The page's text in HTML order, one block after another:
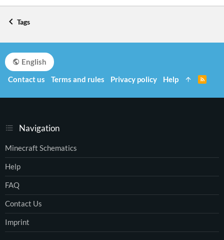
Tags
Navigation
Minecraft Schematics
Help
FAQ
Contact Us
Imprint
English
Contact us
Terms and rules Privacy policy Help
S